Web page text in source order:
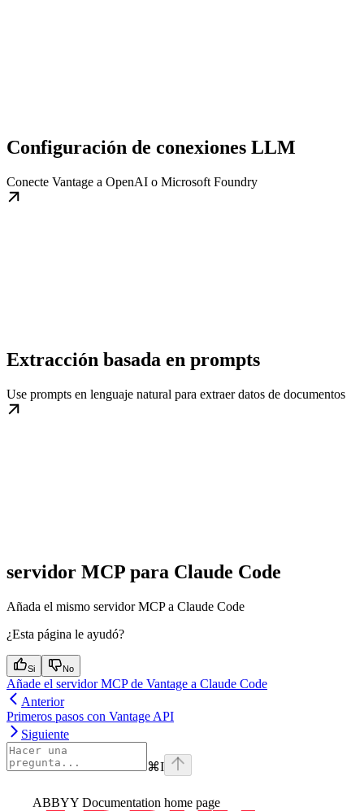
Configuración de conexiones LLM
Conecte Vantage a OpenAI o Microsoft Foundry
Extracción basada en prompts
Use prompts en lenguaje natural para extraer datos de documentos
servidor MCP para Claude Code
Añada el mismo servidor MCP a Claude Code
¿Esta página le ayudó?
Si No
Añade el servidor MCP de Vantage a Claude Code
Anterior
Primeros pasos con Vantage API
Siguiente
⌘I
ABBYY Documentation home page